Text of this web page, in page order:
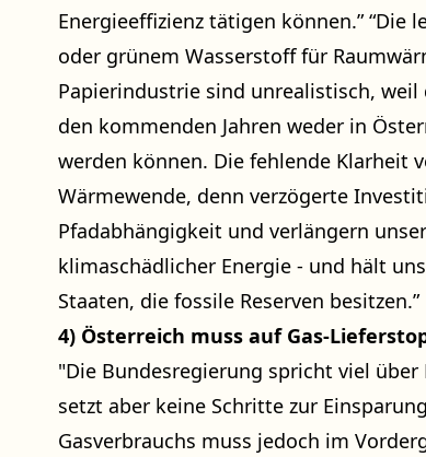
Energieeffizienz tätigen können.” “Die
oder grünem Wasserstoff für
Papierindustrie sind unrealistisch,
den kommenden Jahren weder in
werden können. Die fehlende Klarheit
Wärmewende, denn verzögerte
Pfadabhängigkeit und verlängern
klimaschädlicher Energie - und hält
Staaten, die fossile Reserven besitzen.”
4) Österreich muss auf Gas-
"Die Bundesregierung spricht viel
setzt aber keine Schritte zur
Gasverbrauchs muss jedoch im